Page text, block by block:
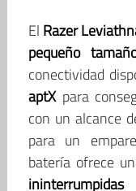
El Razer
pequeño
conectividad
aptXpara
con un alcance
para un
batería ofrece
ininterrumpidas